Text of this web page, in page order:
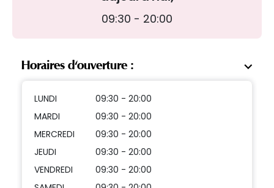
09:30 - 20:00
Horaires d'ouverture :
LUNDI
09:30 - 20:00
MARDI
09:30 - 20:00
MERCREDI
09:30 - 20:00
JEUDI
09:30 - 20:00
VENDREDI
09:30 - 20:00